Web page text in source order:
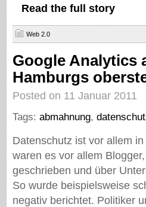
Read the full story
Web 2.0
Google Analytics
Hamburgs
Posted on 11 Januar 2011
Tags: abmahnung,
Datenschutz ist vor allem
waren es vor allem
geschrieben und über
So wurde beispielsweise
negativ berichtet. Politiker